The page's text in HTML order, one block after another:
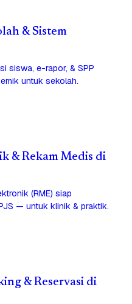
& Sistem
siswa, e-rapor, & SPP
untuk sekolah.
& Rekam Medis di
(RME) siap
— untuk klinik & praktik.
& Reservasi di